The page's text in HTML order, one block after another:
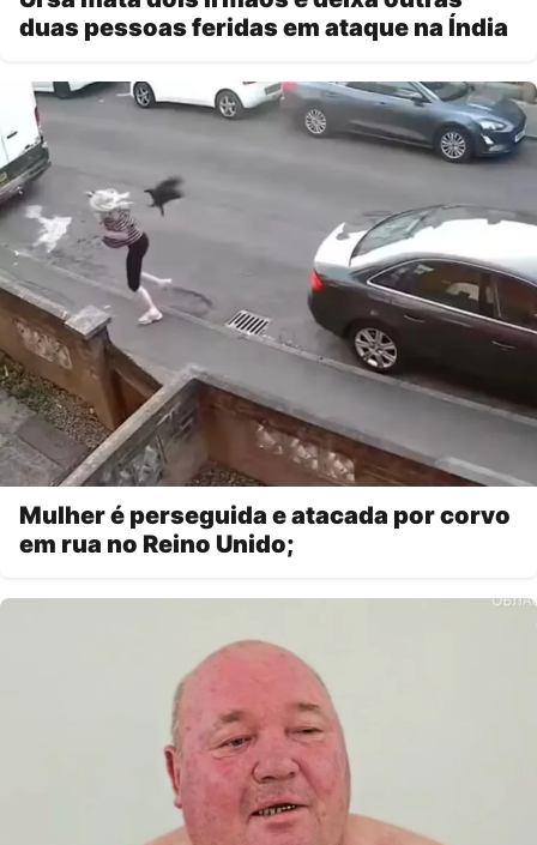
duas pessoas feridas em ataque na Índia
Mulher é perseguida e atacada por corvo
em rua no Reino Unido;